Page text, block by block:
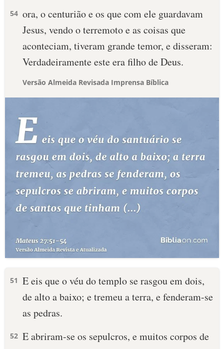
54 ora, o centurião e os que com ele guardavam
Jesus, vendo o terremoto e as coisas que
aconteciam, tiveram grande temor, e disseram:
Verdadeiramente este era filho de Deus.
Versão Almeida Revisada Imprensa Bíblica
51 E eis que o véu do templo se rasgou em dois,
de alto a baixo; e tremeu a terra, e fenderam-se
as pedras.
52 E abriram-se os sepulcros, e muitos corpos de